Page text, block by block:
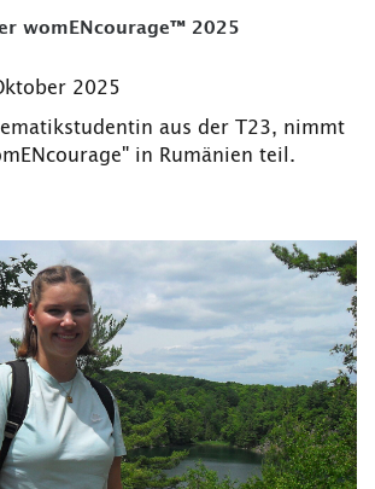
womENcourage™ 2025
2025
aus der T23, nimmt
in Rumänien teil.